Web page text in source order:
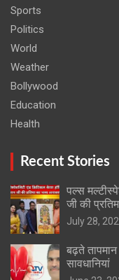
Sports
Politics
World
Weather
Bollywood
Education
Health
Recent Stories
पल्स
जी की
July 28,
बढ़ते
सावधानियां